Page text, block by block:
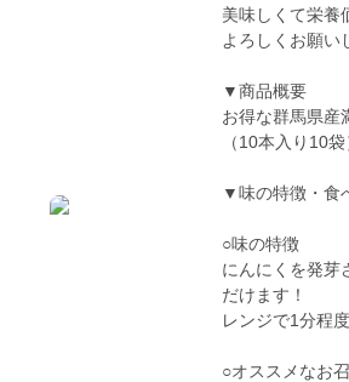
美味しくて栄養
よろしくお願い
▼商品概要
お得な群馬県産
（10本入り10袋
▼味の特徴・食
○味の特徴
にんにくを発芽
だけます！
レンジで1分程
○オススメなお